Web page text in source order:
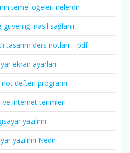
temel öğeleri nelerdir
nasıl sağlanır
tasarim ders notları – pdf
ekran ayarları
not defteri programı
ve internet terimleri
yazılımı
yazılımı Nedir